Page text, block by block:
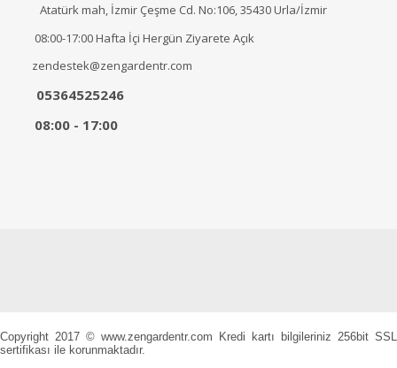
Atatürk mah, İzmir Çeşme Cd. No:106, 35430 Urla/İzmir
08:00-17:00 Hafta İçi Hergün Ziyarete Açık
zendestek@zengardentr.com
05364525246
08:00 - 17:00
Copyright 2017 © www.zengardentr.com Kredi kartı bilgileriniz 256bit SSL
sertifikası ile korunmaktadır.